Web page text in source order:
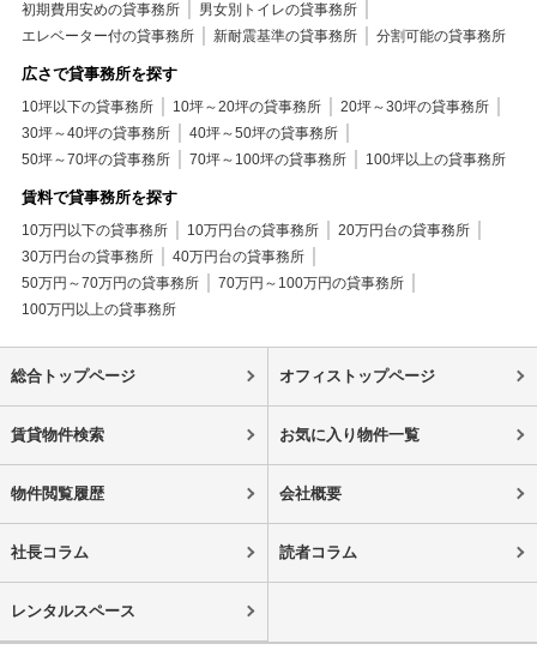
初期費用安めの貸事務所
男女別トイレの貸事務所
エレベーター付の貸事務所
新耐震基準の貸事務所 分割可能の貸事務所
広さで貸事務所を探す
10坪以下の貸事務所 10坪～20坪の貸事務所
20坪～30坪の貸事務所
30坪～40坪の貸事務所
40坪～50坪の貸事務所
50坪～70坪の貸事務所
70坪～100坪の貸事務所 100坪以上の貸事務所
賃料で貸事務所を探す
10万円以下の貸事務所 10万円台の貸事務所
20万円台の貸事務所
30万円台の貸事務所
40万円台の貸事務所
50万円～70万円の貸事務所
70万円～100万円の貸事務所
100万円以上の貸事務所
総合トップページ オフィストップページ
賃貸物件検索 お気に入り物件一覧
物件閲覧履歴 会社概要
社長コラム 読者コラム
レンタルスペース